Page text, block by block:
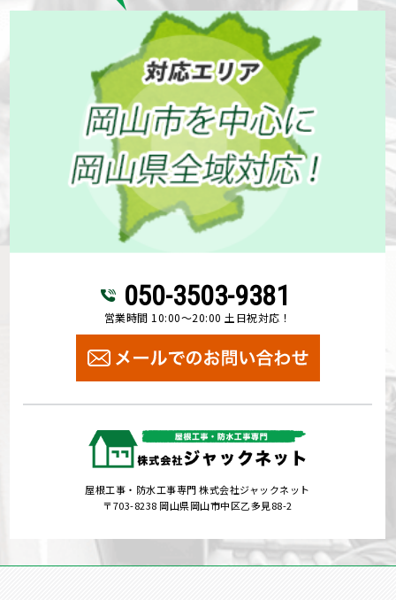
050-3503-9381
営業時間 10:00～20:00 土日祝対応！
屋根工事・防水工事専門 株式会社ジャックネット
〒703-8238 岡山県岡山市中区乙多見88-2